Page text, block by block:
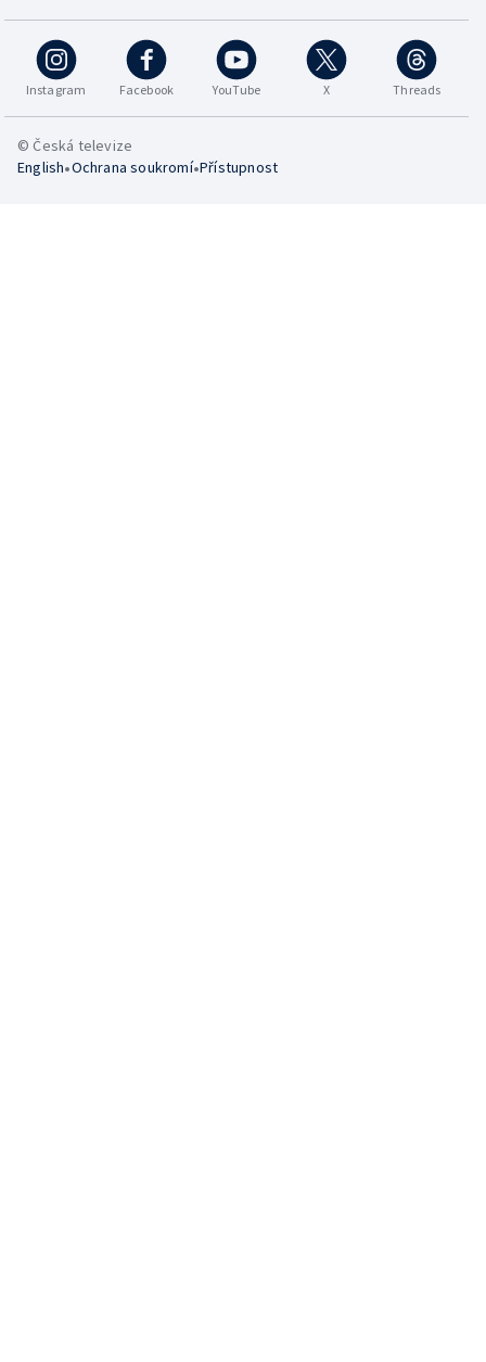
Instagram Facebook YouTube X Threads
© Česká televize
English•Ochrana soukromí•Přístupnost